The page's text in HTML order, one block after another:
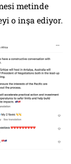
metinde
o inşa ediyor.